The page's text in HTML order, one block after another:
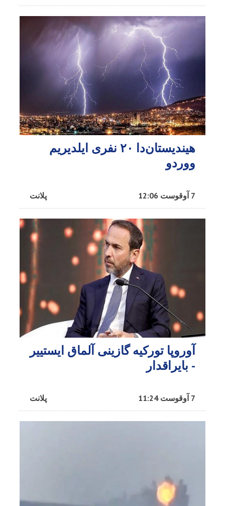
هیندیستان‌دا ۲۰ نفری ایلدیریم
ووردو
پلانت 7 آوقوست 12:06
آوروپا تورکیه گازینی آلماق ایستییر
- بایراقدار
پلانت 7 آوقوست 11:24